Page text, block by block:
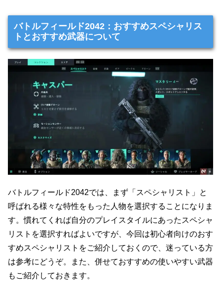
バトルフィールド2042：おすすめスペシャリス
トとおすすめ武器について
バトルフィールド2042では、まず「スペシャリスト」と
呼ばれる様々な特性をもった人物を選択することになりま
す。慣れてくれば自分のプレイスタイルにあったスペシャ
リストを選択すればよいですが、今回は初心者向けのおす
すめスペシャリストをご紹介しておくので、迷っている方
は参考にどうぞ。また、併せておすすめの使いやすい武器
もご紹介しておきます。